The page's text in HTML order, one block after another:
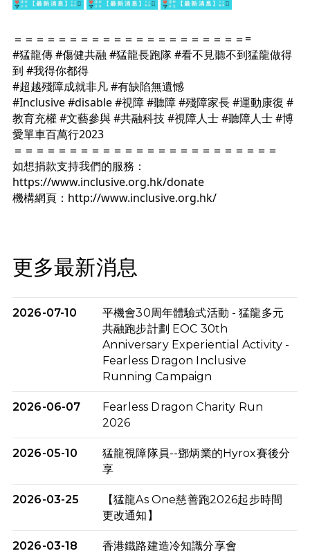
＝＝＝＝＝＝＝＝＝＝＝＝＝＝＝＝＝＝＝＝＝=
#猛龍傳#傷健共融 #猛龍長跑隊#看不見聽不到猛龍做得
到 #我得你都得
#超越殘障成就非凡#有缺陷無遺憾
#Inclusive#disable#視障#聽障#殘障家長#運動康復 #
教育充權#文藝參與#共融科技#視障人士#聽障人士#博
愛單車百萬行2023
＝＝＝＝＝＝＝＝＝＝＝＝＝＝＝＝＝＝＝＝＝＝＝＝
如想捐款支持我們的服務：
https://www.inclusive.org.hk/donate
機構網頁： http://www.inclusive.org.hk/
更多最新消息
2026-07-10
平機會30周年體驗式活動 - 猛龍多元
共融跑步計劃 EOC 30th
Anniversary Experiential Activity -
Fearless Dragon Inclusive
Running Campaign
2026-06-07
Fearless Dragon Charity Run
2026
2026-05-10
猛龍視障隊員--鄧炳業的Hyrox賽後分
享
2026-03-25
【猛龍As One慈善跑2026起步時間
更改通知】
2026-03-18 香港鐵路建造冷知識分享會